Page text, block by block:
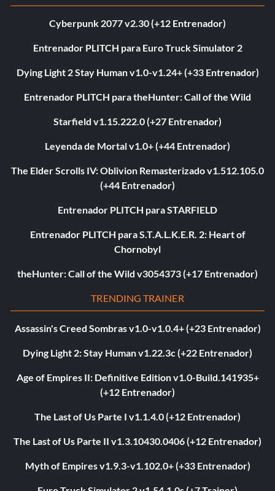
Cyberpunk 2077 v2.30 (+12 Entrenador)
Entrenador PLITCH para Euro Truck Simulator 2
Dying Light 2 Stay Human v1.0-v1.24+ (+33 Entrenador)
Entrenador PLITCH para theHunter: Call of the Wild
Starfield v1.15.222.0 (+27 Entrenador)
Leyenda de Mortal v1.0+ (+44 Entrenador)
The Elder Scrolls IV: Oblivion Remasterizado v1.512.105.0
(+44 Entrenador)
Entrenador PLITCH para STARFIELD
Entrenador PLITCH para S.T.A.L.K.E.R. 2: Heart of
Chornobyl
theHunter: Call of the Wild v3054373 (+17 Entrenador)
TRENDING TRAINER
Assassin's Creed Sombras v1.0-v1.0.4+ (+23 Entrenador)
Dying Light 2: Stay Human v1.22.3c (+22 Entrenador)
Age of Empires II: Definitive Edition v1.0-Build.141935+
(+12 Entrenador)
The Last of Us Parte I v1.1.4.0 (+12 Entrenador)
The Last of Us Parte II v1.3.10430.0406 (+12 Entrenador)
Myth of Empires v1.9.3-v1.102.0+ (+33 Entrenador)